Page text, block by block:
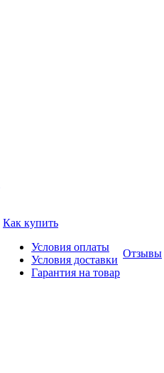
Как купить
Условия оплаты
Условия доставки
Гарантия на товар
Отзывы